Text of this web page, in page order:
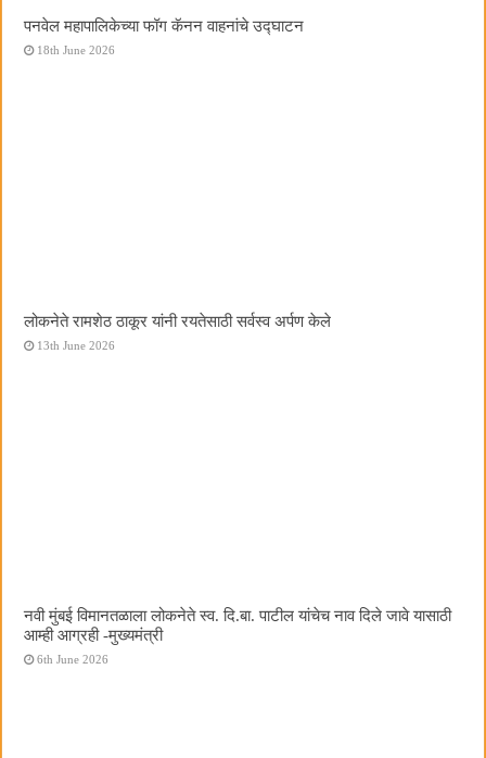
पनवेल महापालिकेच्या फॉग कॅनन वाहनांचे उद्घाटन
18th June 2026
लोकनेते रामशेठ ठाकूर यांनी रयतेसाठी सर्वस्व अर्पण केले
13th June 2026
नवी मुंबई विमानतळाला लोकनेते स्व. दि.बा. पाटील यांचेच नाव दिले जावे यासाठी
आम्ही आग्रही -मुख्यमंत्री
6th June 2026